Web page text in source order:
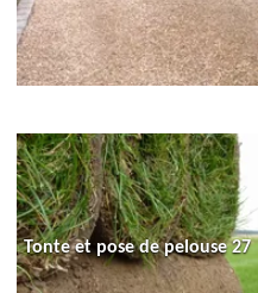
Tonte et pose de pelouse 27